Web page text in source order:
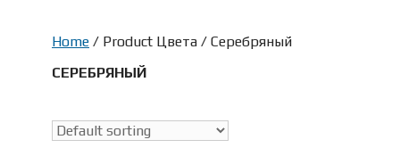
Home / Product Цвета / Серебряный
СЕРЕБРЯНЫЙ
Скидки